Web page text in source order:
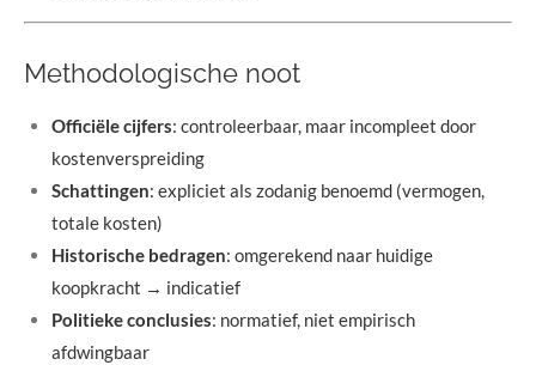
Methodologische noot
Officiële cijfers: controleerbaar, maar incompleet door
kostenverspreiding
Schattingen: expliciet als zodanig benoemd (vermogen,
totale kosten)
Historische bedragen: omgerekend naar huidige
koopkracht → indicatief
Politieke conclusies: normatief, niet empirisch
afdwingbaar